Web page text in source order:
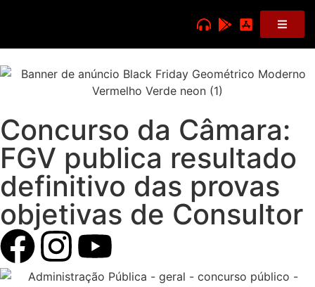
Concurso da Câmara:
FGV publica resultado
definitivo das provas
objetivas de Consultor